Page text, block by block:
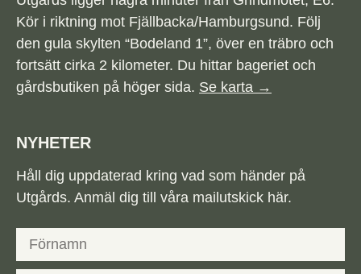
Kör i riktning mot Fjällbacka/Hamburgsund. Följ
den gula skylten “Bodeland 1”, över en träbro och
fortsätt cirka 2 kilometer. Du hittar bageriet och
gårdsbutiken på höger sida. Se karta →
NYHETER
Håll dig uppdaterad kring vad som händer på
Utgårds. Anmäl dig till våra mailutskick här.